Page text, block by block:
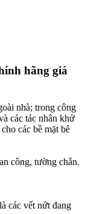
hãng giá
nhà; trong công
các tác nhân khử
các bề mặt bê
công, tường chắn.
các vết nứt đang